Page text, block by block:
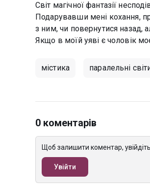
Світ магічної фантазії
Подарувавши мені кохання,
з ним, чи повернутися назад,
Якщо в моїй уяві є чоловік
містика паралельні
0 коментарів
Щоб залишити коментар,
Увійти